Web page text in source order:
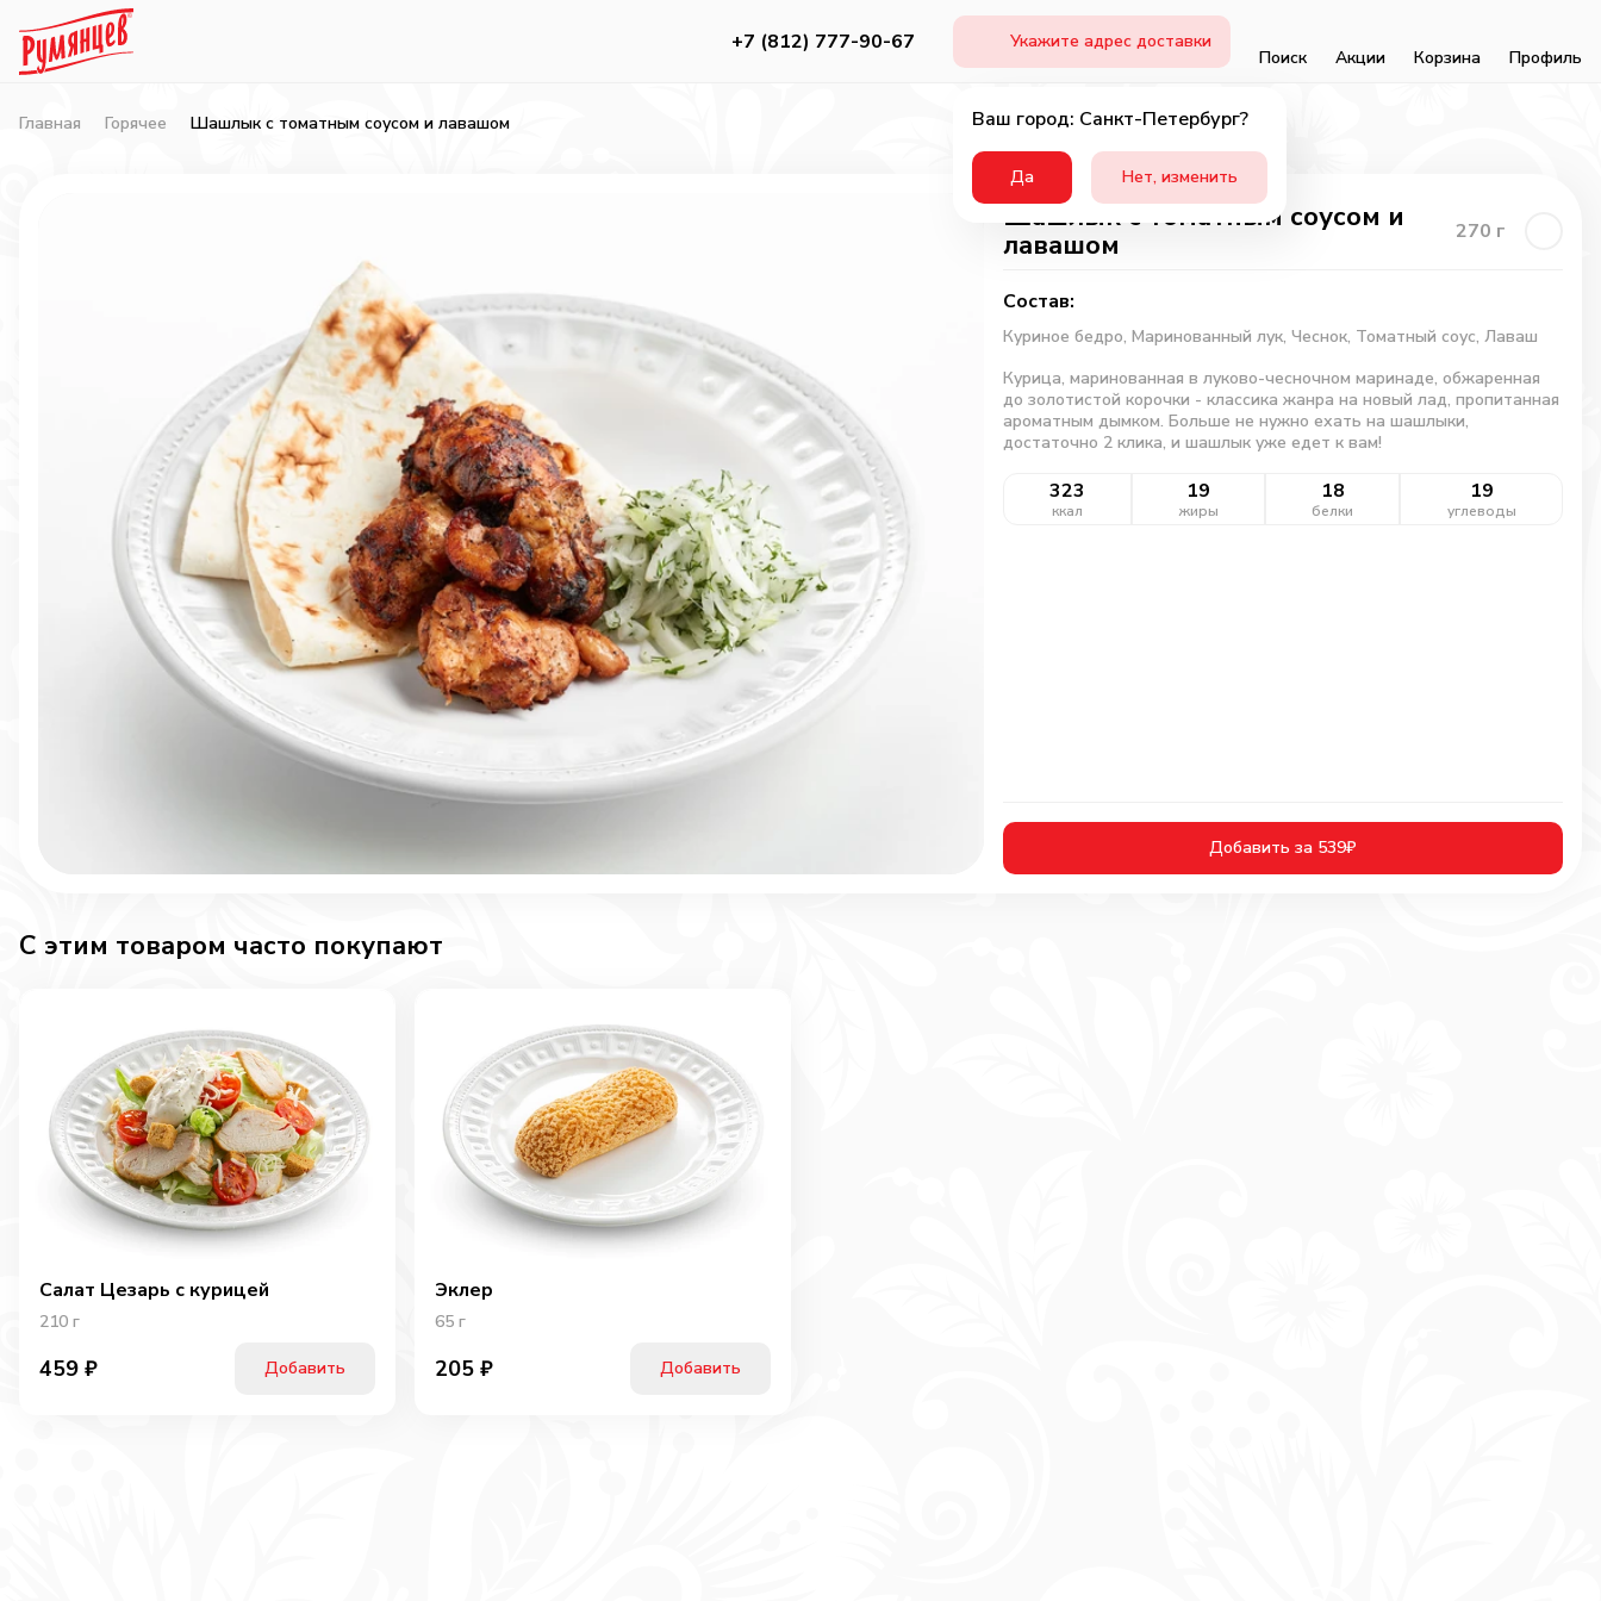
+7 (812) 777-90-67 Укажите адрес доставки
Ваш город: Санкт-Петербург?
Да Нет, изменить
Поиск Акции Корзина Профиль
Главная Горячее Шашлык с томатным соусом и лавашом
Шашлык с томатным соусом и
лавашом
270 г
Состав:
Куриное бедро, Маринованный лук, Чеснок, Томатный соус, Лаваш
Курица, маринованная в луково-чесночном маринаде, обжаренная
до золотистой корочки - классика жанра на новый лад, пропитанная
ароматным дымком. Больше не нужно ехать на шашлыки,
достаточно 2 клика, и шашлык уже едет к вам!
323
ккал
19
жиры
18
белки
19
углеводы
Добавить за 539₽
C этим товаром часто покупают
Салат Цезарь с курицей
210 г
459 ₽ Добавить
Эклер
65 г
205 ₽ Добавить